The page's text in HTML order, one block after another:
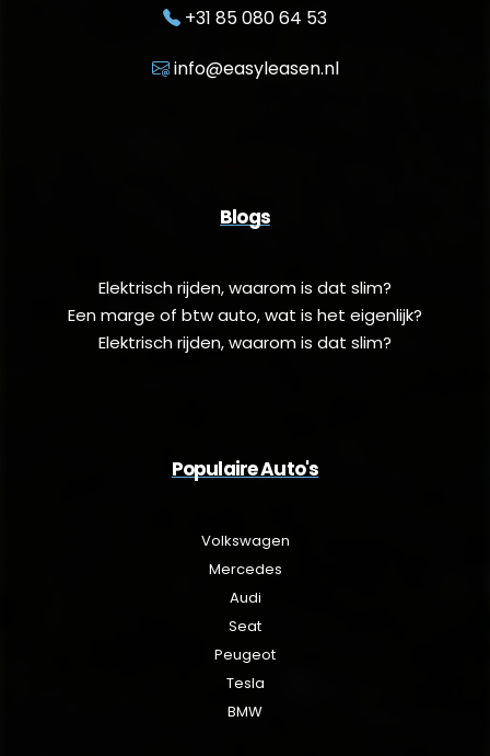
+31 85 080 64 53
info@easyleasen.nl
Blogs
Elektrisch rijden, waarom is dat slim?
Een marge of btw auto, wat is het eigenlijk?
Elektrisch rijden, waarom is dat slim?
Populaire Auto's
Volkswagen
Mercedes
Audi
Seat
Peugeot
Tesla
BMW